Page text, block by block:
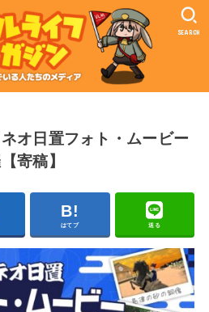
SEARCH
オ日置フォト・ムービー
寄稿】
はてブ 送る